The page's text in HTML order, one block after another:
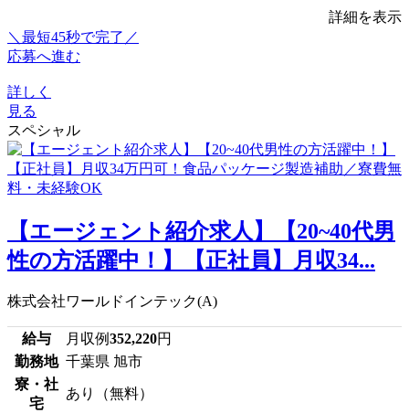
詳細を表示
＼最短45秒で完了／
応募へ進む
詳しく
見る
スペシャル
【エージェント紹介求人】【20~40代男
性の方活躍中！】【正社員】月収34...
株式会社ワールドインテック(A)
給与 月収例352,220円
勤務地 千葉県 旭市
寮・社
宅
あり（無料）